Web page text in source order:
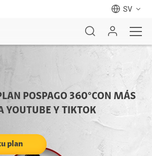
SV
POSPAGO 360°CON MÁS
YOUTUBE Y TIKTOK
plan